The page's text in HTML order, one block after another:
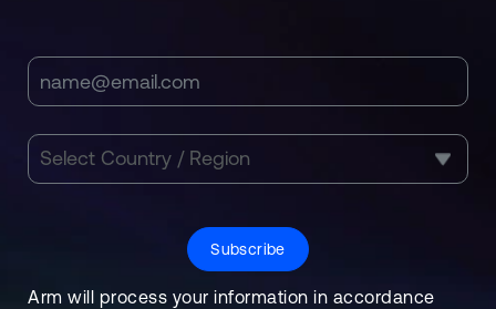
Subscribe
Arm will process your information in accordance